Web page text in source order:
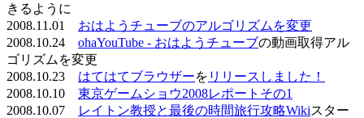
きるように
2008.11.01 おはようチューブのアルゴリズムを変更
2008.10.24 ohaYouTube - おはようチューブの動画取得アル
ゴリズムを変更
2008.10.23 はてはてブラウザーを リリースしました！
2008.10.10 東京ゲームショウ2008レポートその1
2008.10.07
レイトン教授と最後の時間旅行攻略Wikiスター